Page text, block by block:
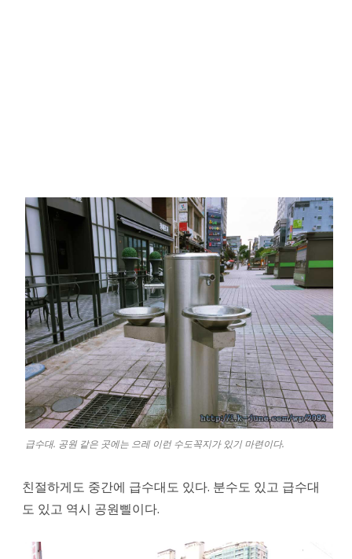
급수대. 공원 같은 곳에는 으레 이런 수도꼭지가 있기 마련이다.
친절하게도 중간에 급수대도 있다. 분수도 있고 급수대
도 있고 역시 공원삘이다.